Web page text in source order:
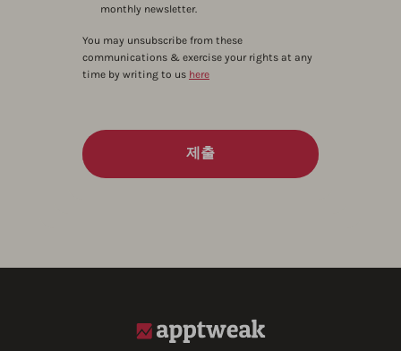
monthly newsletter.
You may unsubscribe from these
communications & exercise your rights at any
time by writing to us here